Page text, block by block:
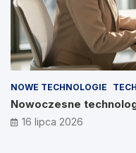
NOWE TECHNOLOGIE
Nowoczesne
16 lipca 2026